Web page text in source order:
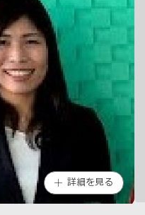
詳細を見る